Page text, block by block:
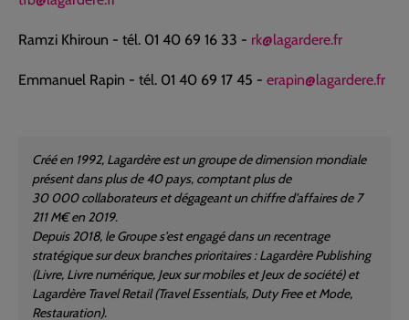
Ramzi Khiroun - tél. 01 40 69 16 33 - rk@lagardere.fr
Emmanuel Rapin - tél. 01 40 69 17 45 - erapin@lagardere.fr
Créé en 1992, Lagardère est un groupe de dimension mondiale
présent dans plus de 40 pays, comptant plus de
30 000 collaborateurs et dégageant un chiffre d'affaires de 7
211 M€ en 2019.
Depuis 2018, le Groupe s'est engagé dans un recentrage
stratégique sur deux branches prioritaires : Lagardère Publishing
(Livre, Livre numérique, Jeux sur mobiles et Jeux de société) et
Lagardère Travel Retail (Travel Essentials, Duty Free et Mode,
Restauration).